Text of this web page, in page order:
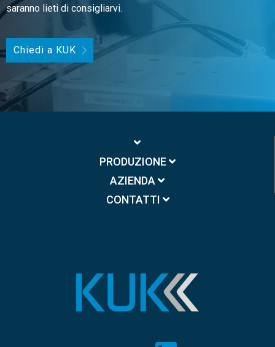
saranno lieti di consigliarvi.
Chiedi a KUK
PRODUZIONE
AZIENDA
CONTATTI